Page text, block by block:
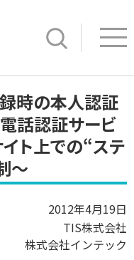
サイト内検索
録時の本人認証
話認証サービ
ト上での“ステ
～
2012年4月19日
TIS株式会社
株式会社インテック